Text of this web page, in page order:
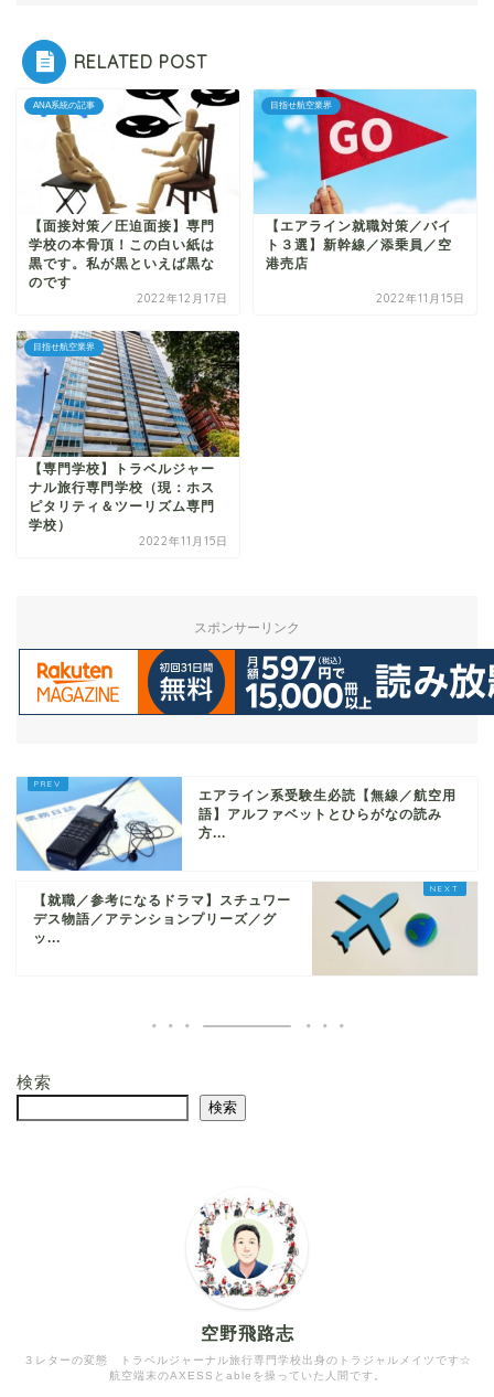
RELATED POST
ANA系統の記事
【面接対策／圧迫面接】専門
学校の本骨頂！この白い紙は
黒です。私が黒といえば黒な
のです
2022年12月17日
目指せ航空業界
【エアライン就職対策／バイ
ト３選】新幹線／添乗員／空
港売店
2022年11月15日
目指せ航空業界
【専門学校】トラベルジャー
ナル旅行専門学校（現：ホス
ピタリティ＆ツーリズム専門
学校）
2022年11月15日
スポンサーリンク
エアライン系受験生必読【無線／航空用
語】アルファベットとひらがなの読み
方...
【就職／参考になるドラマ】スチュワー
デス物語／アテンションプリーズ／グ
ッ...
検索
検索
３レターの変態 トラベルジャーナル旅行専門学校出身のトラジャルメイツです☆
航空端末のAXESSとableを操っていた人間です。
空野飛路志